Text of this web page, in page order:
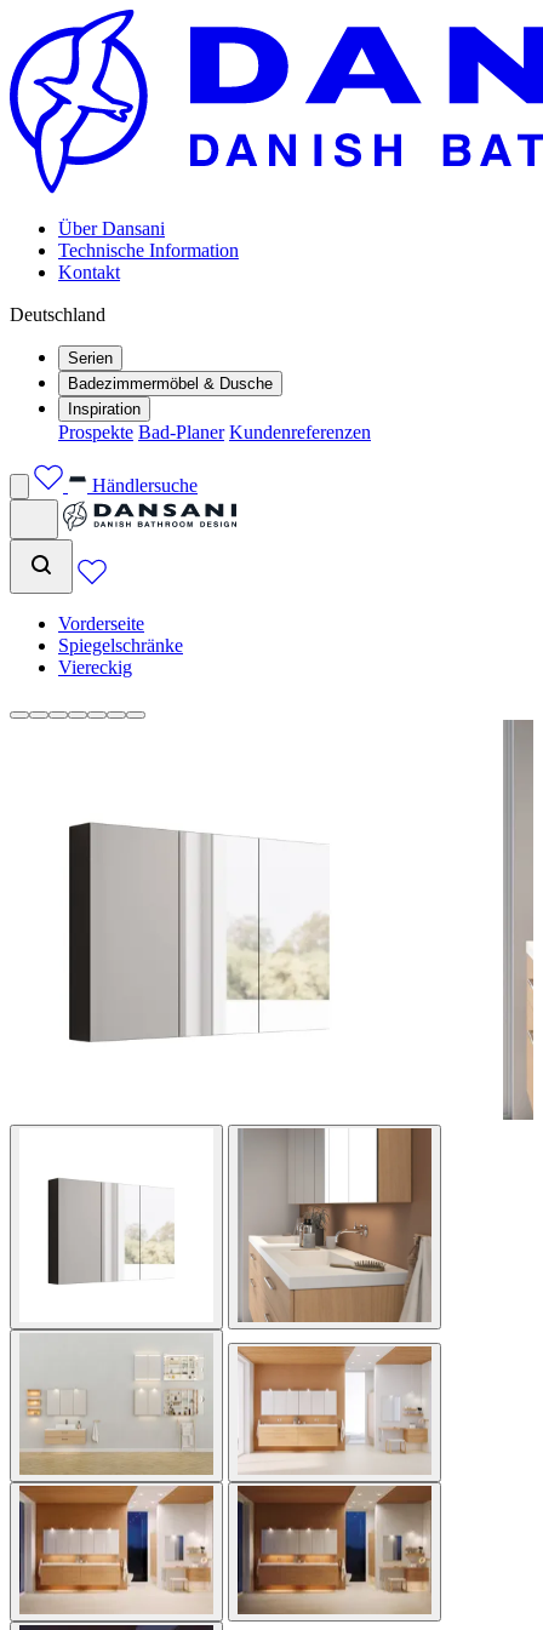
Über Dansani
Technische Information
Kontakt
Deutschland
Serien
Badezimmermöbel & Dusche
Inspiration
Prospekte Bad-Planer Kundenreferenzen
Händlersuche
Vorderseite
Spiegelschränke
Viereckig